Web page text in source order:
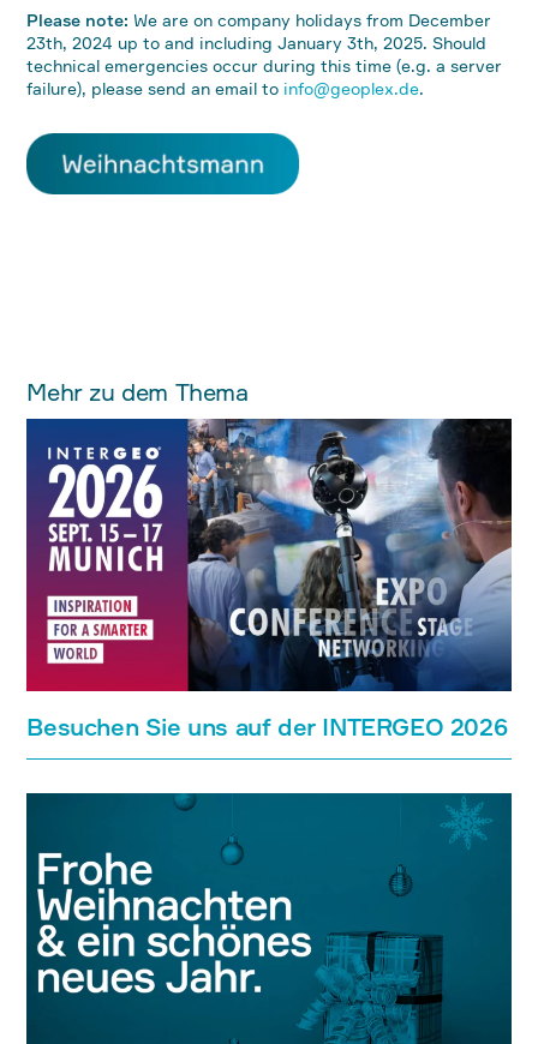
Please note: We are on company holidays from December
23th, 2024 up to and including January 3th, 2025. Should
technical emergencies occur during this time (e.g. a server
failure), please send an email to info@geoplex.de.
Mehr zu dem Thema
Besuchen Sie uns auf der INTERGEO 2026